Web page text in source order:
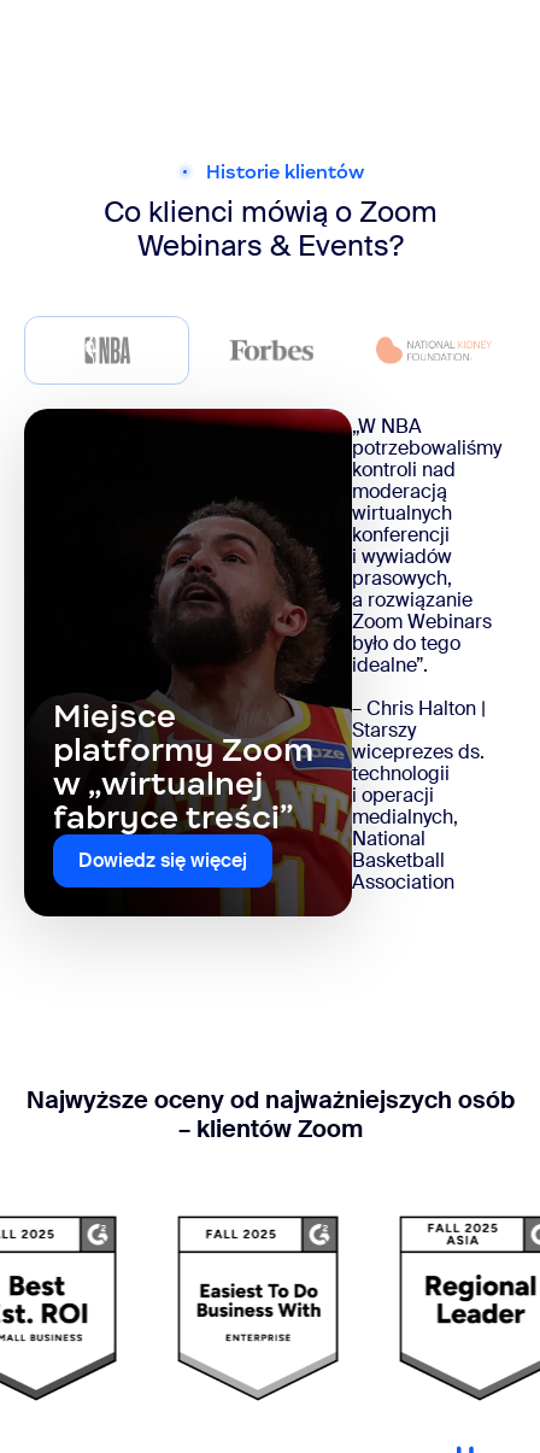
Historie klientów
Co klienci mówią o Zoom
Webinars & Events?
Miejsce
platformy Zoom
w „wirtualnej
fabryce treści”
Dowiedz się więcej
„W NBA
potrzebowaliśmy
kontroli nad
moderacją
wirtualnych
konferencji
i wywiadów
prasowych,
a rozwiązanie
Zoom Webinars
było do tego
idealne”.
– Chris Halton |
Starszy
wiceprezes ds.
technologii
i operacji
medialnych,
National
Basketball
Association
Najwyższe oceny od najważniejszych osób
– klientów Zoom